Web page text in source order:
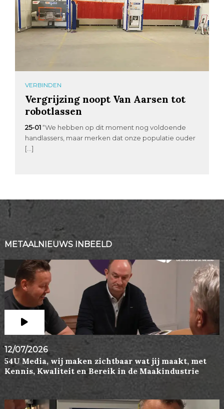
VERBINDEN
Vergrijzing noopt Van Aarsen tot
robotlassen
25-01 “We hebben op dit moment nog voldoende
handlassers, maar merken dat onze populatie ouder
[…]
METAALNIEUWS INBEELD
12/07/2026
54U Media, wij maken zichtbaar wat jij maakt, met
Kennis, Kwaliteit en Bereik in de Maakindustrie